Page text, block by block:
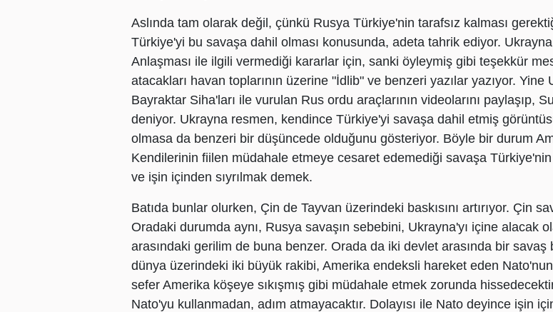
Aslında tam olarak değil, çünkü Rusya Türkiye'nin tarafsız kalması
Türkiye'yi bu savaşa dahil olması konusunda, adeta tahrik ediyor.
Anlaşması ile ilgili vermediği kararlar için, sanki öyleymiş gibi teşekkür
atacakları havan toplarının üzerine "İdlib" ve benzeri yazılar yazıyor.
Bayraktar Siha'ları ile vurulan Rus ordu araçlarının videolarını paylaşıp,
deniyor. Ukrayna resmen, kendince Türkiye'yi savaşa dahil etmiş
olmasa da benzeri bir düşüncede olduğunu gösteriyor. Böyle bir durum
Kendilerinin fiilen müdahale etmeye cesaret edemediği savaşa
ve işin içinden sıyrılmak demek.
Batıda bunlar olurken, Çin de Tayvan üzerindeki baskısını artırıyor. Çin
Oradaki durumda aynı, Rusya savaşın sebebini, Ukrayna'yı içine alacak
arasındaki gerilim de buna benzer. Orada da iki devlet arasında bir
dünya üzerindeki iki büyük rakibi, Amerika endeksli hareket eden
sefer Amerika köşeye sıkışmış gibi müdahale etmek zorunda
Nato'yu kullanmadan, adım atmayacaktır. Dolayısı ile Nato deyince işin